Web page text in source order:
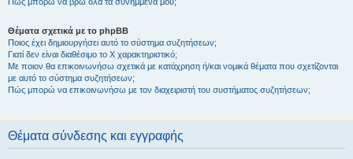
Θέματα σχετικά με το phpBB
Ποιος έχει δημιουργήσει αυτό το σύστημα συζητήσεων;
Γιατί δεν είναι διαθέσιμο το Χ χαρακτηριστικό;
Με ποιον θα επικοινωνήσω σχετικά με κατάχρηση ή/και νομικά θέματα που σχετίζονται
με αυτό το σύστημα συζητήσεων;
Πώς μπορώ να επικοινωνήσω με τον διαχειριστή του συστήματος συζητήσεων;
Θέματα σύνδεσης και εγγραφής